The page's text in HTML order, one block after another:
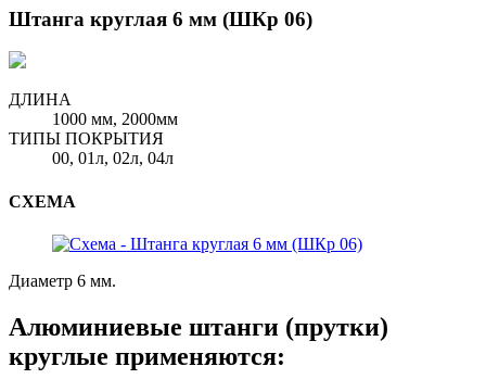
Штанга круглая 6 мм (ШКр 06)
ДЛИНА
1000 мм, 2000мм
ТИПЫ ПОКРЫТИЯ
00, 01л, 02л, 04л
СХЕМА
Диаметр 6 мм.
Алюминиевые штанги (прутки)
круглые применяются: